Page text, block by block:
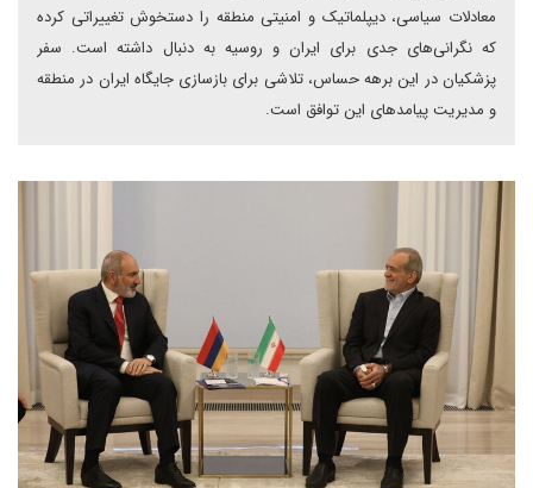
معادلات سیاسی، دیپلماتیک و امنیتی منطقه را دستخوش تغییراتی کرده
که نگرانی‌های جدی برای ایران و روسیه به دنبال داشته است. سفر
پزشکیان در این برهه حساس، تلاشی برای بازسازی جایگاه ایران در منطقه
و مدیریت پیامدهای این توافق است.